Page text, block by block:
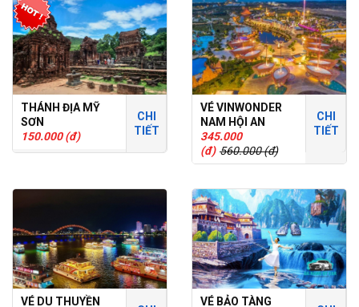
THÁNH ĐỊA MỸ
SƠN
150.000 (đ)
CHI
TIẾT
VÉ VINWONDER
NAM HỘI AN
345.000
(đ) 560.000 (đ)
CHI
TIẾT
VÉ DU THUYỀN
VÉ BẢO TÀNG